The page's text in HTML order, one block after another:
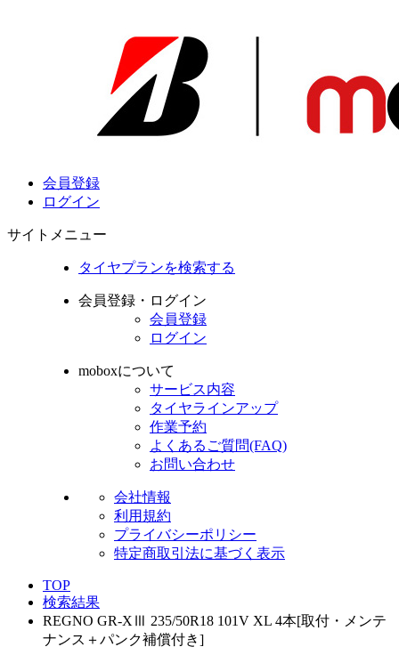
会員登録
ログイン
サイトメニュー
タイヤプランを検索する
会員登録・ログイン
会員登録
ログイン
moboxについて
サービス内容
タイヤラインアップ
作業予約
よくあるご質問(FAQ)
お問い合わせ
会社情報
利用規約
プライバシーポリシー
特定商取引法に基づく表示
TOP
検索結果
REGNO GR-XⅢ 235/50R18 101V XL 4本[取付・メンテ
ナンス＋パンク補償付き]